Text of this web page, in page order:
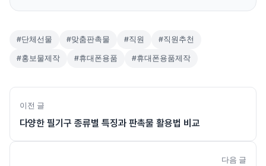
#단체선물 #맞춤판촉물 #직원 #직원추천
#홍보물제작 #휴대폰용품 #휴대폰용품제작
이전 글
다양한 필기구 종류별 특징과 판촉물 활용법 비교
다음 글